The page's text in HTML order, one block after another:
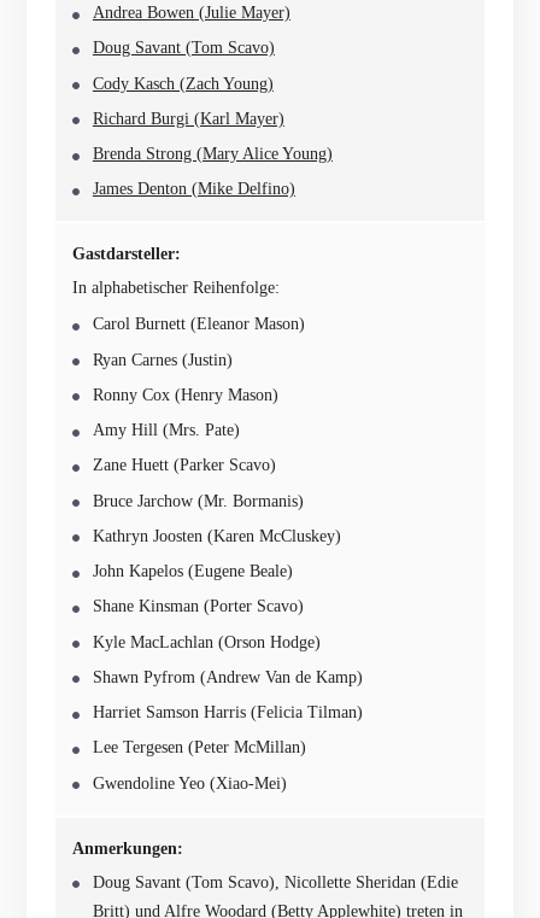
Andrea Bowen (Julie Mayer)
Doug Savant (Tom Scavo)
Cody Kasch (Zach Young)
Richard Burgi (Karl Mayer)
Brenda Strong (Mary Alice Young)
James Denton (Mike Delfino)
Gastdarsteller:
In alphabetischer Reihenfolge:
Carol Burnett (Eleanor Mason)
Ryan Carnes (Justin)
Ronny Cox (Henry Mason)
Amy Hill (Mrs. Pate)
Zane Huett (Parker Scavo)
Bruce Jarchow (Mr. Bormanis)
Kathryn Joosten (Karen McCluskey)
John Kapelos (Eugene Beale)
Shane Kinsman (Porter Scavo)
Kyle MacLachlan (Orson Hodge)
Shawn Pyfrom (Andrew Van de Kamp)
Harriet Samson Harris (Felicia Tilman)
Lee Tergesen (Peter McMillan)
Gwendoline Yeo (Xiao-Mei)
Anmerkungen:
Doug Savant (Tom Scavo), Nicollette Sheridan (Edie
Britt) und Alfre Woodard (Betty Applewhite) treten in